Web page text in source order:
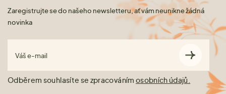
Zaregistrujte se do našeho newsletteru, ať vám neunikne žádná
novinka
Váš e-mail
Odběrem souhlasíte se zpracováním osobních údajů.